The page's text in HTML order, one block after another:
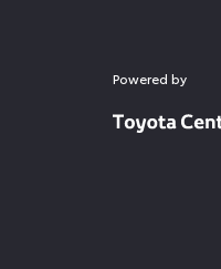
Powered by